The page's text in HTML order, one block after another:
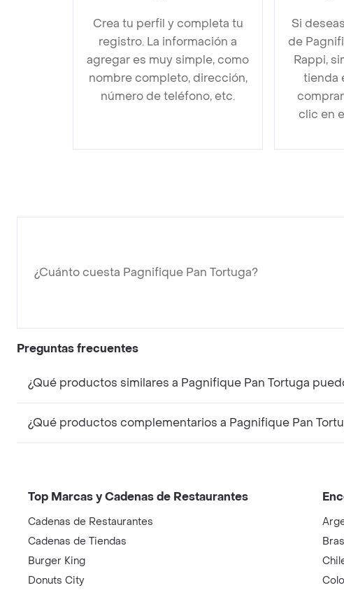
Crea tu perfil y completa tu
registro. La información a
agregar es muy simple, como
nombre completo, dirección,
número de teléfono, etc.
Si
de
Rappi,
tienda
clic en
¿Cuánto cuesta Pagnifique Pan Tortuga?
Preguntas frecuentes
¿Qué productos similares a Pagnifique Pan Tortuga
¿Qué productos complementarios a Pagnifique Pan
Top Marcas y Cadenas de Restaurantes
Cadenas de Restaurantes
Cadenas de Tiendas
Burger King
Donuts City